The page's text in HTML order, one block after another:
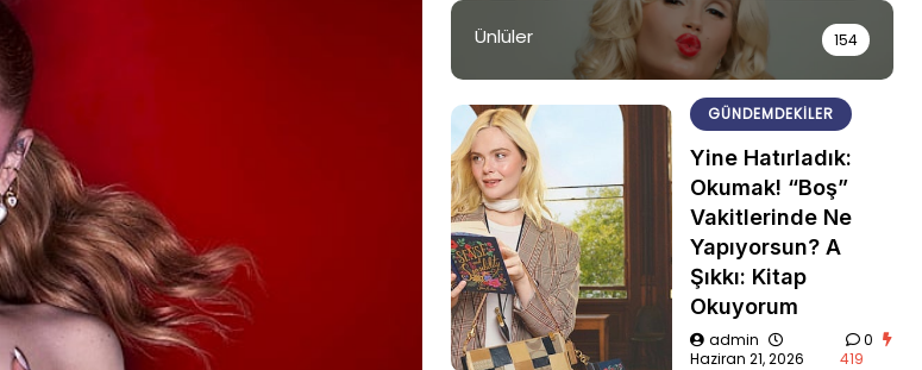
Ünlüler 154
GÜNDEMDEKILER
Yine Hatırladık:
Okumak! “Boş”
Vakitlerinde Ne
Yapıyorsun? A
Şıkkı: Kitap
Okuyorum
admin
Haziran 21, 2026
0
419